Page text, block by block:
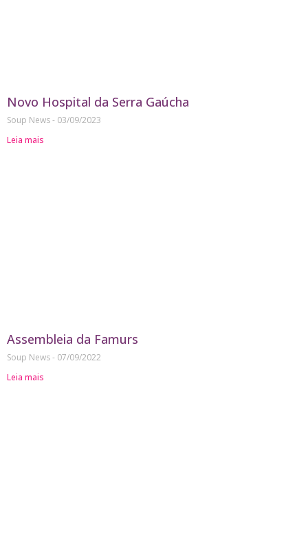
Novo Hospital da Serra Gaúcha
Soup News
03/09/2023
Leia mais
Assembleia da Famurs
Soup News
07/09/2022
Leia mais